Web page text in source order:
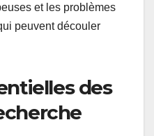
et les problèmes
peuvent découler
des